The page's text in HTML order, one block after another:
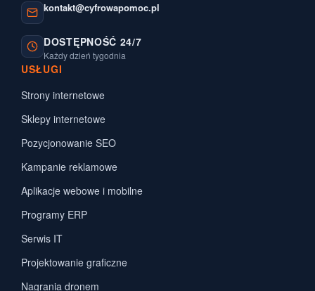
kontakt@cyfrowapomoc.pl
DOSTĘPNOŚĆ 24/7
Każdy dzień tygodnia
USŁUGI
Strony internetowe
Sklepy internetowe
Pozycjonowanie SEO
Kampanie reklamowe
Aplikacje webowe i mobilne
Programy ERP
Serwis IT
Projektowanie graficzne
Nagrania dronem